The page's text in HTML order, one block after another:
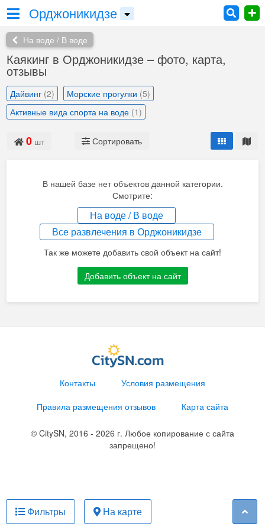
Орджоникидзе
На воде / В воде
Каякинг в Орджоникидзе – фото, карта,
отзывы
Дайвинг (2) Морские прогулки (5)
Активные вида спорта на воде (1)
0 шт Сортировать
В нашей базе нет объектов данной категории.
Смотрите:
На воде / В воде
Все развлечения в Орджоникидзе
Так же можете добавить свой объект на сайт!
Добавить объект на сайт
Фильтры На карте
Контакты
Условия размещения
Правила размещения отзывов
Карта сайта
© CitySN, 2016 - 2026 г. Любое копирование с сайта
запрещено!